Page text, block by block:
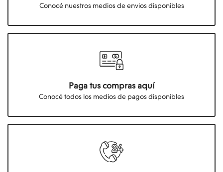
Conocé nuestros medios de envios disponibles
Paga tus compras aquí
Conocé todos los medios de pagos disponibles